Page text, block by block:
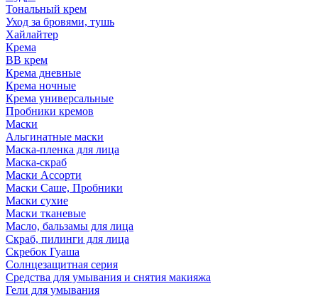
Тональный крем
Уход за бровями, тушь
Хайлайтер
Крема
ВВ крем
Крема дневные
Крема ночные
Крема универсальные
Пробники кремов
Маски
Альгинатные маски
Маска-пленка для лица
Маска-скраб
Маски Ассорти
Маски Саше, Пробники
Маски сухие
Маски тканевые
Масло, бальзамы для лица
Скраб, пилинги для лица
Скребок Гуаша
Солнцезащитная серия
Средства для умывания и снятия макияжа
Гели для умывания